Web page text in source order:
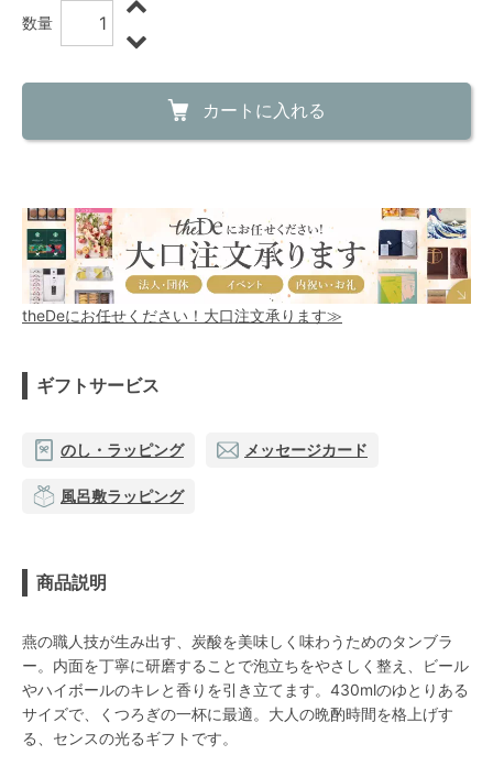
数量
カートに入れる
theDeにお任せください！大口注文承ります≫
ギフトサービス
のし・ラッピング メッセージカード
風呂敷ラッピング
商品説明
燕の職人技が生み出す、炭酸を美味しく味わうためのタンブラ
ー。内面を丁寧に研磨することで泡立ちをやさしく整え、ビール
やハイボールのキレと香りを引き立てます。430mlのゆとりある
サイズで、くつろぎの一杯に最適。大人の晩酌時間を格上げす
る、センスの光るギフトです。